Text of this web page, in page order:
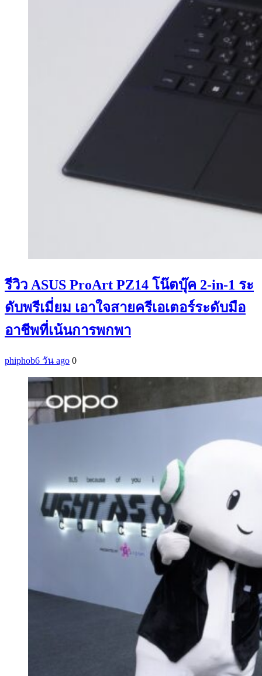
รีวิว ASUS ProArt PZ14 โน๊ตบุ๊ค 2-in-1 ระ
ดับพรีเมี่ยม เอาใจสายครีเอเตอร์ระดับมือ
อาชีพที่เน้นการพกพา
phiphob6 วัน ago 0